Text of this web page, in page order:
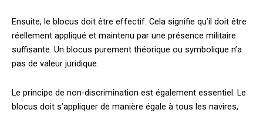
Ensuite, le blocus doit être effectif. Cela signifie qu’il doit être
réellement appliqué et maintenu par une présence militaire
suffisante. Un blocus purement théorique ou symbolique n’a
pas de valeur juridique.
Le principe de non-discrimination est également essentiel. Le
blocus doit s’appliquer de manière égale à tous les navires,